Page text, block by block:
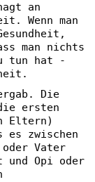
an
Wenn man
man nichts
tun hat -
Die
ersten
Eltern)
es zwischen
Vater
und Opi oder